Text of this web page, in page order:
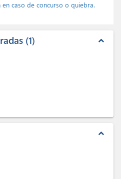
caso de concurso o quiebra.
1 expand_less
expand_less